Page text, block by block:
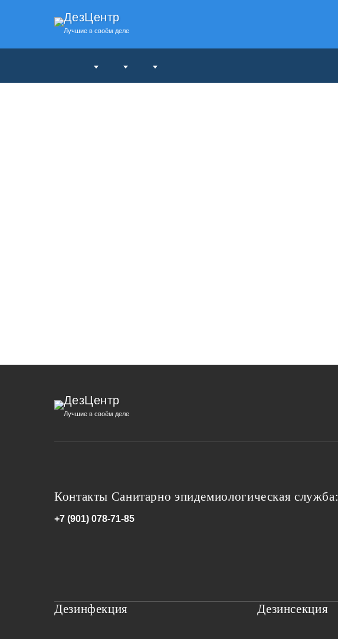
ДезЦентр
Лучшие в своём деле
ДезЦентр
Лучшие в своём деле
Контакты Санитарно эпидемиологическая служба:
+7 (901) 078-71-85
Дезинфекция Дезинсекция